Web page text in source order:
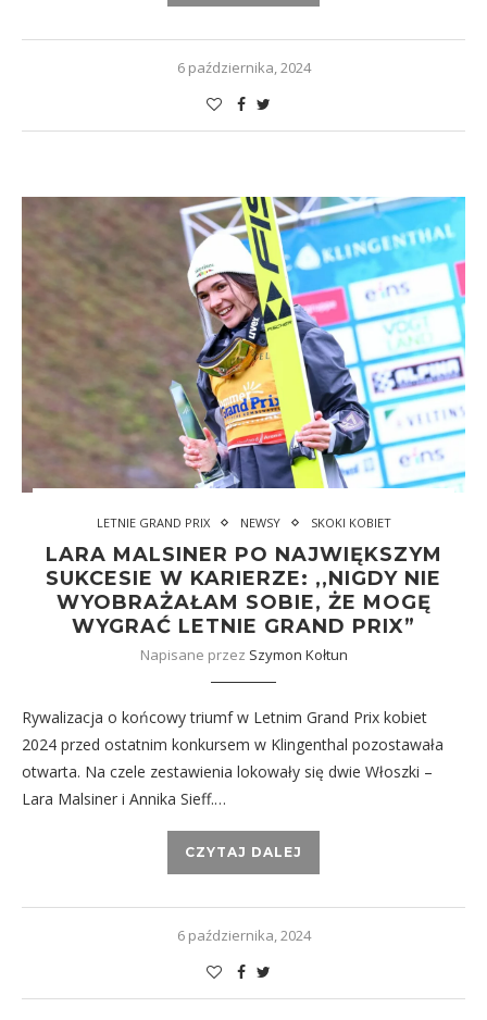
6 października, 2024
LETNIE GRAND PRIX NEWSY SKOKI KOBIET
LARA MALSINER PO NAJWIĘKSZYM
SUKCESIE W KARIERZE: ,,NIGDY NIE
WYOBRAŻAŁAM SOBIE, ŻE MOGĘ
WYGRAĆ LETNIE GRAND PRIX”
Napisane przez Szymon Kołtun
Rywalizacja o końcowy triumf w Letnim Grand Prix kobiet
2024 przed ostatnim konkursem w Klingenthal pozostawała
otwarta. Na czele zestawienia lokowały się dwie Włoszki –
Lara Malsiner i Annika Sieff.…
CZYTAJ DALEJ
6 października, 2024